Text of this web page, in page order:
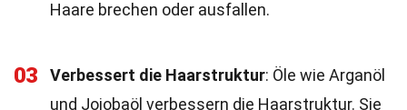
Haare brechen oder ausfallen.
03 Verbessert die Haarstruktur: Öle wie Arganöl
und Jojobaöl verbessern die Haarstruktur. Sie